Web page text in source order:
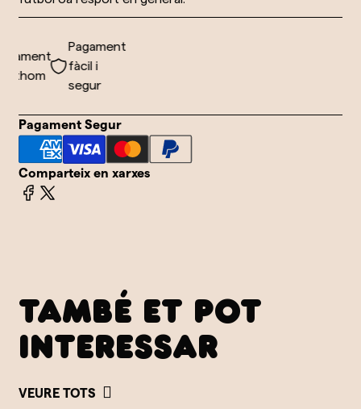
Pagament
fàcil i
segur
Pagament Segur
Comparteix en xarxes
TAMBÉ ET POT
INTERESSAR
VEURE TOTS